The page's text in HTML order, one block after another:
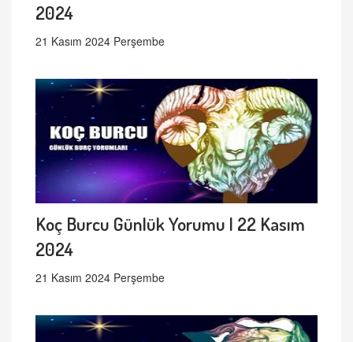
2024
21 Kasım 2024 Perşembe
Koç Burcu Günlük Yorumu | 22 Kasım
2024
21 Kasım 2024 Perşembe